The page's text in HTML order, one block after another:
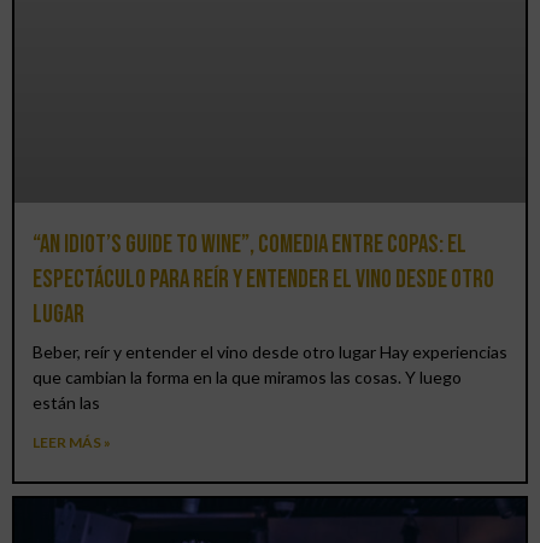
“An Idiot’s Guide to Wine”, comedia entre copas: el
espectáculo para reír y entender el vino desde otro
lugar
Beber, reír y entender el vino desde otro lugar Hay experiencias
que cambian la forma en la que miramos las cosas. Y luego
están las
LEER MÁS »